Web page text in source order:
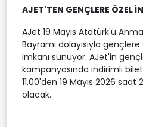
AJET'TEN GENÇLERE ÖZEL
AJet 19 Mayıs Atatürk'ü
Bayramı dolayısıyla
imkanı sunuyor. AJet'in
kampanyasında indirimli
11.00'den 19 Mayıs 2026 saat
olacak.